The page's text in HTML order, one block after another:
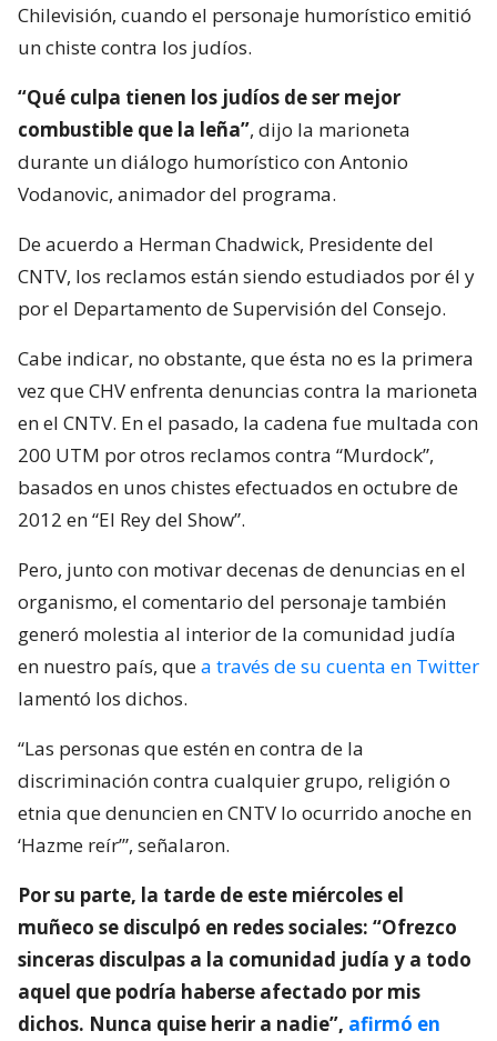
Chilevisión, cuando el personaje humorístico emitió
un chiste contra los judíos.
“Qué culpa tienen los judíos de ser mejor
combustible que la leña”, dijo la marioneta
durante un diálogo humorístico con Antonio
Vodanovic, animador del programa.
De acuerdo a Herman Chadwick, Presidente del
CNTV, los reclamos están siendo estudiados por él y
por el Departamento de Supervisión del Consejo.
Cabe indicar, no obstante, que ésta no es la primera
vez que CHV enfrenta denuncias contra la marioneta
en el CNTV. En el pasado, la cadena fue multada con
200 UTM por otros reclamos contra “Murdock”,
basados en unos chistes efectuados en octubre de
2012 en “El Rey del Show”.
Pero, junto con motivar decenas de denuncias en el
organismo, el comentario del personaje también
generó molestia al interior de la comunidad judía
en nuestro país, quea través de su cuenta en Twitter
lamentó los dichos.
“Las personas que estén en contra de la
discriminación contra cualquier grupo, religión o
etnia que denuncien en CNTV lo ocurrido anoche en
‘Hazme reír’”, señalaron.
Por su parte, la tarde de este miércoles el
muñeco se disculpó en redes sociales: “Ofrezco
sinceras disculpas a la comunidad judía y a todo
aquel que podría haberse afectado por mis
dichos. Nunca quise herir a nadie”, afirmó en